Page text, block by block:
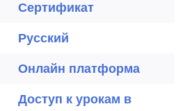
Сертификат
Русский
Онлайн платформа
Доступ к урокам в